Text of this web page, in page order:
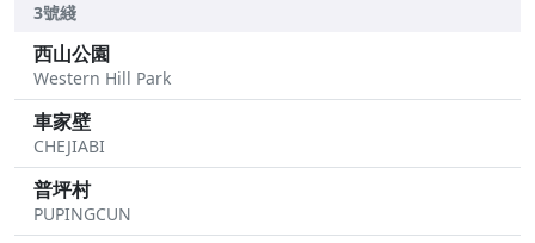
3號綫
西山公園
Western Hill Park
車家壁
CHEJIABI
普坪村
PUPINGCUN